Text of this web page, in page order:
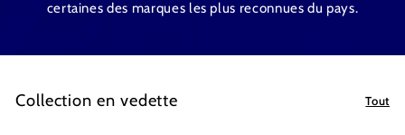
certaines des marques les plus reconnues du pays.
Collection en vedette Tout